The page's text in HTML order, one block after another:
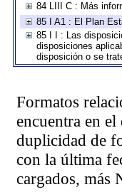
84 LIII C : Más
85 I A1 : El Plan
85 I I : Las
disposiciones
disposición o se
Formatos
encuentra en el
duplicidad de
con la última
cargados, más